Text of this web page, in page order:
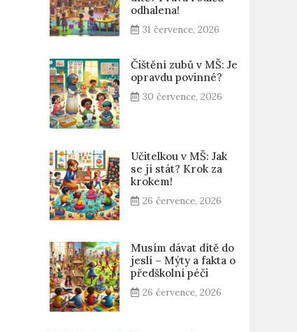
odhalena!
31 července, 2026
Čištění zubů v MŠ: Je
opravdu povinné?
30 července, 2026
Učitelkou v MŠ: Jak
se jí stát? Krok za
krokem!
26 července, 2026
Musím dávat dítě do
jeslí – Mýty a fakta o
předškolní péči
26 července, 2026